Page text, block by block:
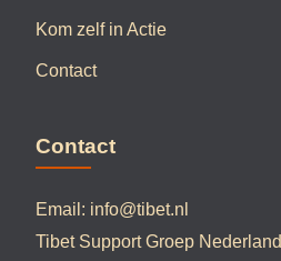
Kom zelf in Actie
Contact
Contact
Email: info@tibet.nl
Tibet Support Groep Nederland